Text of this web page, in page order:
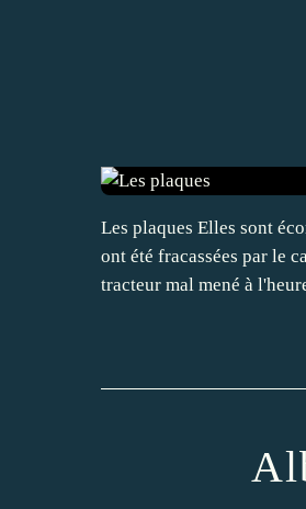
Les plaques Elles sont
ont été fracassées par le
tracteur mal mené à